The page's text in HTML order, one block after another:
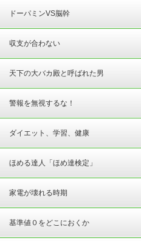
ドーパミンVS脳幹
収支が合わない
天下の大バカ殿と呼ばれた男
警報を無視するな！
ダイエット、学習、健康
ほめる達人「ほめ達検定」
家電が壊れる時期
基準値０をどこにおくか